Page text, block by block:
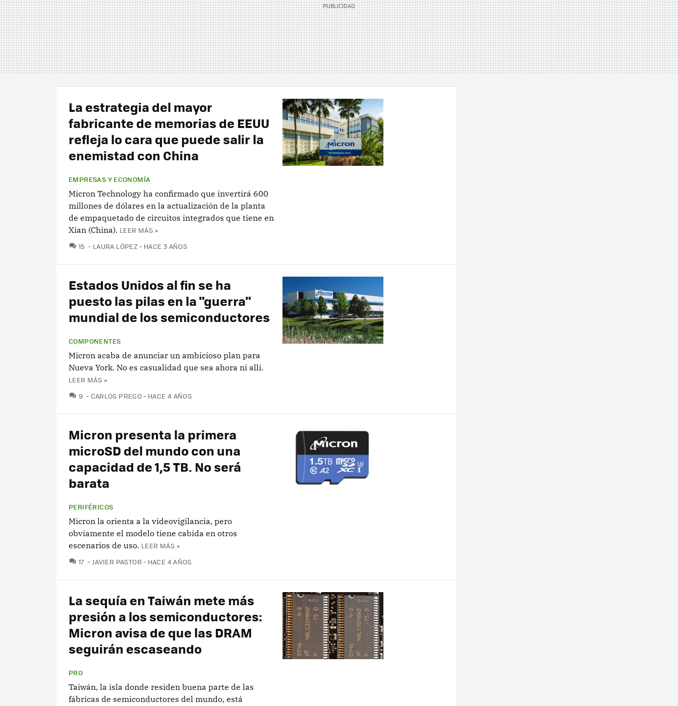
La estrategia del mayor
fabricante de memorias de EEUU
refleja lo cara que puede salir la
enemistad con China
EMPRESAS Y ECONOMÍA
Micron Technology ha confirmado que invertirá 600
millones de dólares en la actualización de la planta
de empaquetado de circuitos integrados que tiene en
Xian (China). LEER MÁS »
15 COMENTARIOS
LAURA LÓPEZ HACE 3 AÑOS
Estados Unidos al fin se ha
puesto las pilas en la "guerra"
mundial de los semiconductores
COMPONENTES
Micron acaba de anunciar un ambicioso plan para
Nueva York. No es casualidad que sea ahora ni allí.
LEER MÁS »
9 COMENTARIOS
CARLOS PREGO HACE 4 AÑOS
Micron presenta la primera
microSD del mundo con una
capacidad de 1,5 TB. No será
barata
PERIFÉRICOS
Micron la orienta a la videovigilancia, pero
obviamente el modelo tiene cabida en otros
escenarios de uso. LEER MÁS »
17 COMENTARIOS
JAVIER PASTOR HACE 4 AÑOS
La sequía en Taiwán mete más
presión a los semiconductores:
Micron avisa de que las DRAM
seguirán escaseando
PRO
Taiwán, la isla donde residen buena parte de las
fábricas de semiconductores del mundo, está